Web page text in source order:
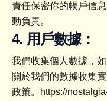
責任保密你的帳戶信
動負責。
4. 用戶數據：
我們收集個人數據，
關於我們的數據收集
政策。
https://